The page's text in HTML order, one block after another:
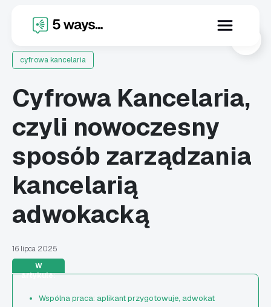
cyfrowa kancelaria
Cyfrowa Kancelaria,
czyli nowoczesny
sposób zarządzania
kancelarią
adwokacką
16 lipca 2025
W
artykule:
Wspólna praca: aplikant przygotowuje, adwokat